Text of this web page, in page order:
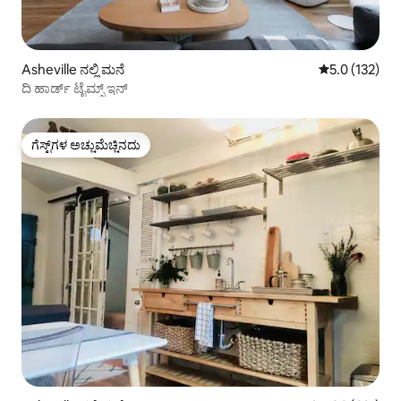
Asheville ನಲ್ಲಿ ಮನೆ 5 ರಲ್ಲಿ 5.0
5.0 (132)
ದಿ ಹಾರ್ಡ್ ಟೈಮ್ಸ್ ಇನ್
ಗೆಸ್ಟ್‌ಗಳ ಅಚ್ಚುಮೆಚ್ಚಿನದು
ಗೆಸ್ಟ್‌ಗಳ ಅಚ್ಚುಮೆಚ್ಚಿನದು